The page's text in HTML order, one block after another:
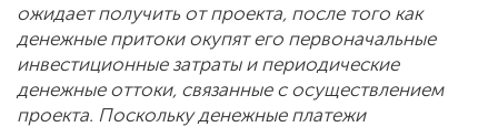
ожидает получить от проекта, после того как
денежные притоки окупят его первоначальные
инвестиционные затраты и периодические
денежные оттоки, связанные с осуществлением
проекта. Поскольку денежные платежи